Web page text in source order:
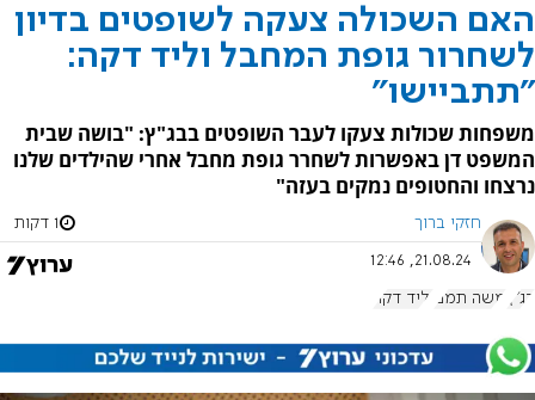
האם השכולה צעקה לשופטים בדיון
לשחרור גופת המחבל וליד דקה:
"תתביישו"
משפחות שכולות צעקו לעבר השופטים בבג"ץ: "בושה שבית
המשפט דן באפשרות לשחרר גופת מחבל אחרי שהילדים שלנו
נרצחו והחטופים נמקים בעזה"
חזקי ברוך 1 דקות
21.08.24, 12:46
בג"ץ משה תמם וליד דקה